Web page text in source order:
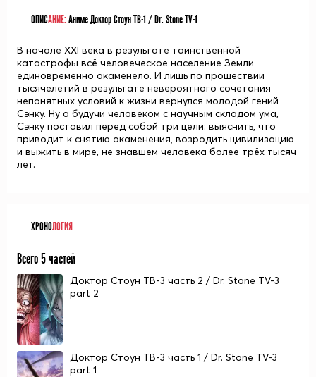
ОПИСАНИЕ:Аниме Доктор Стоун ТВ-1 / Dr. Stone TV-1
В начале XXI века в результате таинственной
катастрофы всё человеческое население Земли
единовременно окаменело. И лишь по прошествии
тысячелетий в результате невероятного сочетания
непонятных условий к жизни вернулся молодой гений
Сэнку. Ну а будучи человеком с научным складом ума,
Сэнку поставил перед собой три цели: выяснить, что
приводит к снятию окаменения, возродить цивилизацию
и выжить в мире, не знавшем человека более трёх тысяч
лет.
ХРОНОЛОГИЯ
Всего 5 частей
Доктор Стоун ТВ-3 часть 2 / Dr. Stone TV-3
part 2
Доктор Стоун ТВ-3 часть 1 / Dr. Stone TV-3
part 1